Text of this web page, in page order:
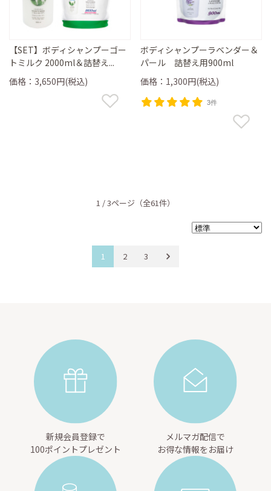
【SET】ボディシャンプーゴー
トミルク 2000ml＆詰替え...
価格：3,650円(税込)
ボディシャンプーラベンダー＆
パール 詰替え用900ml
価格：1,300円(税込)
3件
1 / 3ページ （全61件）
1 2 3
新規会員登録で
100ポイントプレゼント
メルマガ配信で
お得な情報をお届け